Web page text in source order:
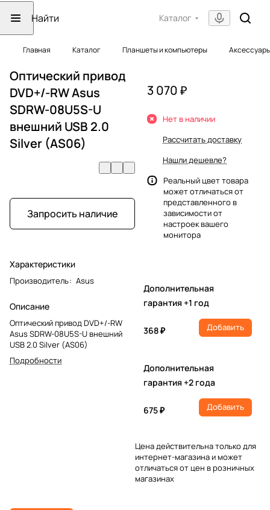
Каталог
Главная Каталог Планшеты и компьютеры
Оптический привод
DVD+/-RW Asus
SDRW-08U5S-U
внешний USB 2.0
Silver (AS06)
Запросить наличие
Характеристики
Производитель: Asus
Описание
Оптический привод DVD+/-RW
Asus SDRW-08U5S-U внешний
USB 2.0 Silver (AS06)
Подробности
3 070 ₽
Нет в наличии
Рассчитать доставку
Нашли дешевле?
Реальный цвет товара
может отличаться от
представленного в
зависимости от
настроек вашего
монитора
Дополнительная
гарантия +1 год
368 ₽ Добавить
Дополнительная
гарантия +2 года
675 ₽ Добавить
Цена действительна только для
интернет-магазина и может
отличаться от цен в розничных
магазинах